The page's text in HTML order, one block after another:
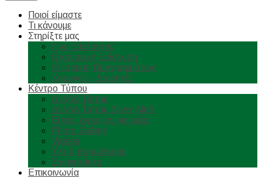
Ποιοί είμαστε
Τι κάνουμε
Στηρίξτε μας
Γίνε Εθελοντής
Οικονομική Ενίσχυση
Ενίσχυση Προγραμμάτων
Χορηγοί – Δωρητές
Κέντρο Τύπου
Δελτία Τύπου
Δελτία Τύπου Silver Alert
Είπαν έγραψαν για εμάς
Photo Gallery
Videos
Υλικό προώθησης
Σχετικά links
Επικοινωνία